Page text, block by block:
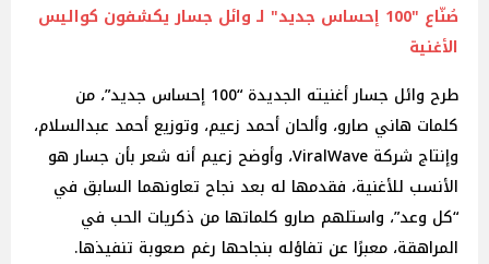
صُنّاع "100 إحساس جديد" لـ وائل جسار يكشفون كواليس
الأغنية
طرح وائل جسار أغنيته الجديدة “100 إحساس جديد”، من
كلمات هاني صارو، وألحان أحمد زعيم، وتوزيع أحمد عبدالسلام،
وإنتاج شركة ViralWave، وأوضح زعيم أنه شعر بأن جسار هو
الأنسب للأغنية، فقدمها له بعد نجاح تعاونهما السابق في
“كل وعد”، واستلهم صارو كلماتها من ذكريات الحب في
المراهقة، معبرًا عن تفاؤله بنجاحها رغم صعوبة تنفيذها.